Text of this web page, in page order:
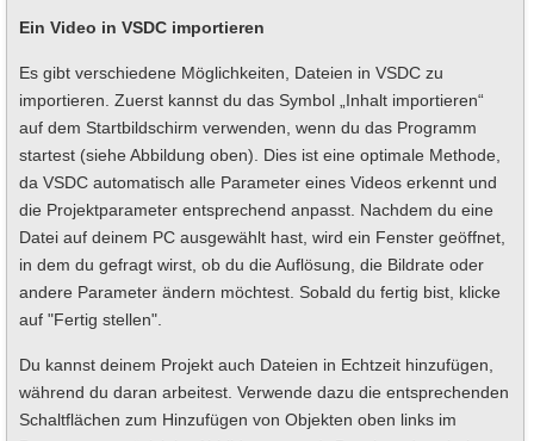
Ein Video in VSDC importieren
Es gibt verschiedene Möglichkeiten, Dateien in VSDC zu
importieren. Zuerst kannst du das Symbol „Inhalt importieren“
auf dem Startbildschirm verwenden, wenn du das Programm
startest (siehe Abbildung oben). Dies ist eine optimale Methode,
da VSDC automatisch alle Parameter eines Videos erkennt und
die Projektparameter entsprechend anpasst. Nachdem du eine
Datei auf deinem PC ausgewählt hast, wird ein Fenster geöffnet,
in dem du gefragt wirst, ob du die Auflösung, die Bildrate oder
andere Parameter ändern möchtest. Sobald du fertig bist, klicke
auf "Fertig stellen".
Du kannst deinem Projekt auch Dateien in Echtzeit hinzufügen,
während du daran arbeitest. Verwende dazu die entsprechenden
Schaltflächen zum Hinzufügen von Objekten oben links im